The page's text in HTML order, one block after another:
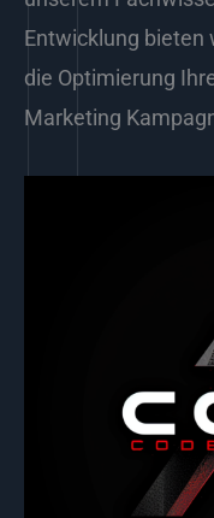
Entwicklung bieten
die Optimierung
Marketing